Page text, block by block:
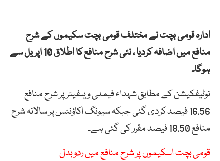
ادارہ قومی بچت نے مختلف قومی بچت سکیموں کے شرح
منافع میں اضافہ کردیا ، نئی شرح منافع کا اطلاق 10 اپریل سے
ہوگا۔
نوٹیفکیشن کے مطابق شہداء فیملی ویلفیئر پر شرح منافع
16.56 فیصد کردی گئی جبکہ سیونگ اکاؤنٹس پر سالانہ شرح
منافع 18.50 فیصد مقرر کی گئی ہے۔
قومی بچت اسکیموں پر شرح منافع میں ردوبدل